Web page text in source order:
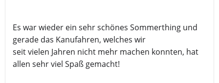
Es war wieder ein sehr schönes Sommerthing und
gerade das Kanufahren, welches wir
seit vielen Jahren nicht mehr machen konnten, hat
allen sehr viel Spaß gemacht!